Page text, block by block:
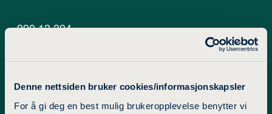
Denne nettsiden bruker cookies/informasjonskapsler
For å gi deg en best mulig brukeropplevelse benytter vi
990 13 394